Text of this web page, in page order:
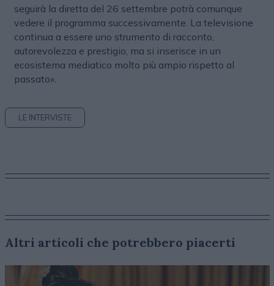
seguirà la diretta del 26 settembre potrà comunque
vedere il programma successivamente. La televisione
continua a essere uno strumento di racconto,
autorevolezza e prestigio, ma si inserisce in un
ecosistema mediatico molto più ampio rispetto al
passato».
LE INTERVISTE
Altri articoli che potrebbero piacerti